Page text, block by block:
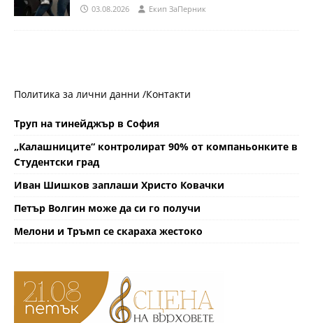
03.08.2026 Eкип ЗаПерник
Политика за лични данни /Контакти
Труп на тинейджър в София
„Калашниците“ контролират 90% от компаньонките в
Студентски град
Иван Шишков заплаши Христо Ковачки
Петър Волгин може да си го получи
Мелони и Тръмп се скараха жестоко